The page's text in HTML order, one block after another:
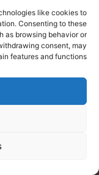
like cookies to
Consenting to these
as browsing behavior or
consent, may
features and functions.
מקום